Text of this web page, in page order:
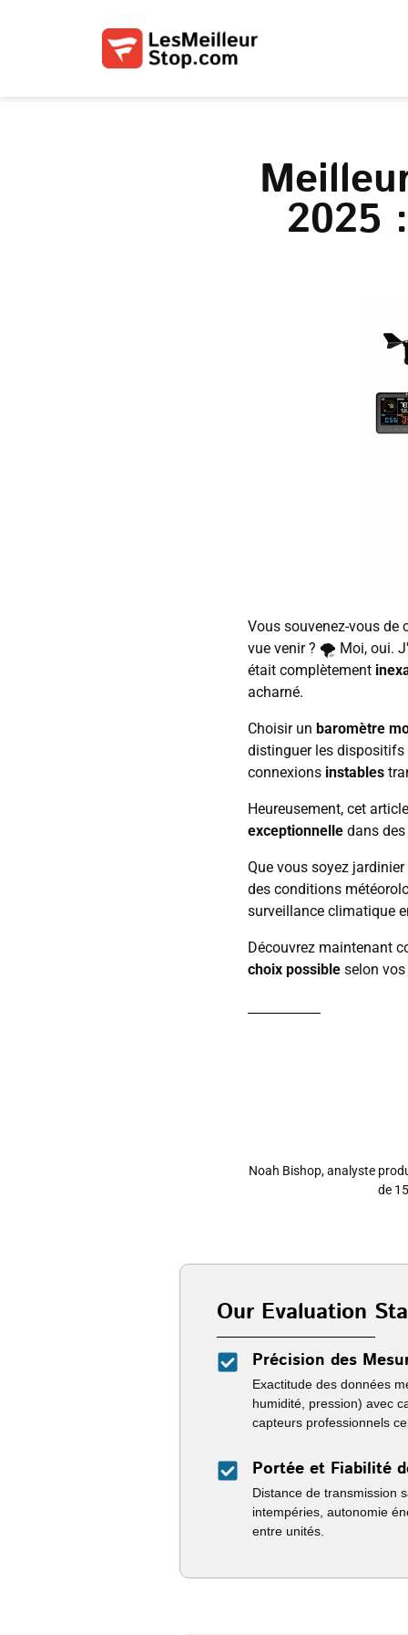
2025
Vous souvenez-vous de
vue venir ? 🌪️ Moi, oui.
était complètement
acharné.
Choisir un baromètre
distinguer les
connexions instables
Heureusement, cet
exceptionnelle dans
Que vous soyez
des conditions
surveillance climatique
Découvrez maintenant
choix possible selon
Noah Bishop, analyste
de
Our Evaluation
Précision des
Exactitude des données
humidité, pression) avec
capteurs professionnels
Portée et Fiabilité
Distance de transmission
intempéries, autonomie
entre unités.